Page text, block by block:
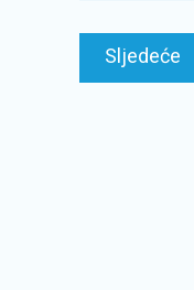
Sljedeće